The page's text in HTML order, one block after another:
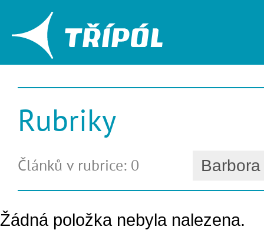
Rubriky
Článků v rubrice: 0
Žádná položka nebyla nalezena.